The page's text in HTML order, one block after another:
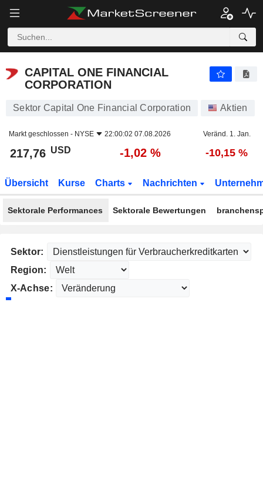
CAPITAL ONE FINANCIAL
CORPORATION
Sektor Capital One Financial Corporation Aktien
Markt geschlossen - NYSE 22:00:02 07.08.2026 Veränd. 1. Jan.
217,76 USD -1,02 % -10,15 %
Übersicht Kurse Charts Nachrichten
Sektorale Performances Sektorale Bewertungen
Sektor:
Region:
X-Achse: